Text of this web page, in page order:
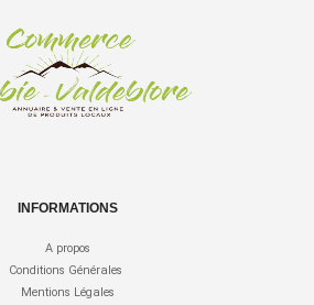
INFORMATIONS
A propos
Conditions Générales
Mentions Légales